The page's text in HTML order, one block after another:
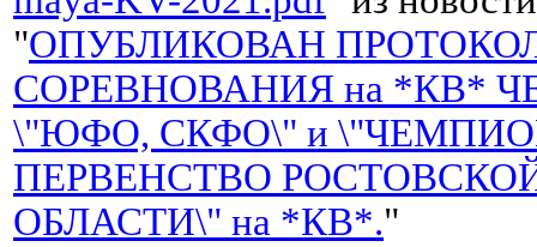
"ОПУБЛИКОВАН
СОРЕВНОВАНИЯ на *КВ*
\"ЮФО, СКФО\" и
ПЕРВЕНСТВО
ОБЛАСТИ\" на *КВ*."